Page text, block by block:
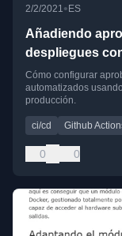
2/2/2021• ES
Añadiendo
despliegues
Cómo configurar
automatizados
producción.
ci/cd Github
0 0